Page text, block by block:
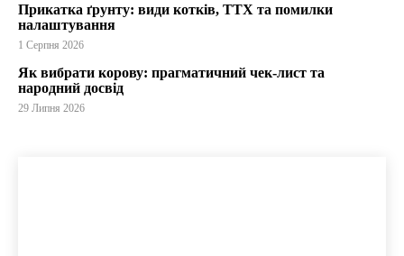
Прикатка ґрунту: види котків, ТТХ та помилки
налаштування
1 Серпня 2026
Як вибрати корову: прагматичний чек-лист та
народний досвід
29 Липня 2026